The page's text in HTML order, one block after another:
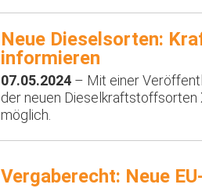
Neue Dieselsorten:
informieren
07.05.2024 – Mit einer
der neuen Dieselkraftstoffsorten
möglich.
Vergaberecht: Neue